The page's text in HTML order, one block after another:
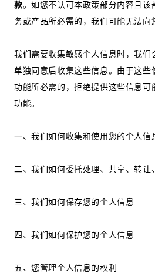
款。如您不认可本政策部分内容且该
务或产品所必需的，我们可能无法向
我们需要收集敏感个人信息时，我们
单独同意后收集这些信息。由于这些
功能所必需的，拒绝提供这些信息可
功能。
一、我们如何收集和使用您的个人信
二、我们如何委托处理、共享、转
三、我们如何保存您的个人信息
四、我们如何保护您的个人信息
五、您管理个人信息的权利